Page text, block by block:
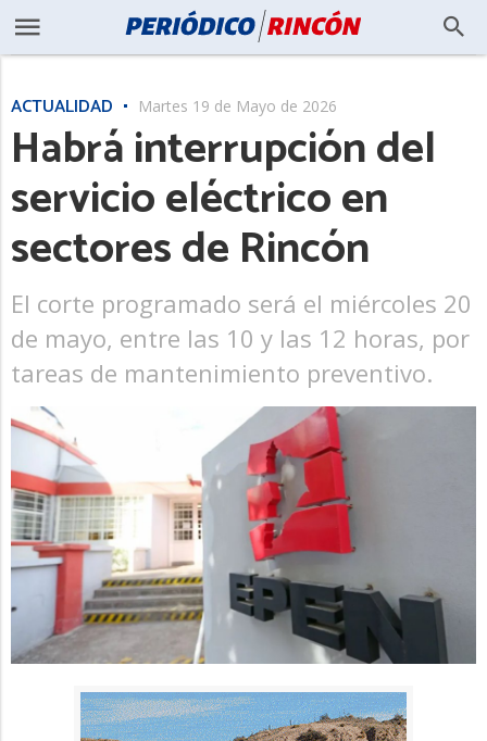
ACTUALIDAD Martes 19 de Mayo de 2026
Habrá interrupción del
servicio eléctrico en
sectores de Rincón
El corte programado será el miércoles 20
de mayo, entre las 10 y las 12 horas, por
tareas de mantenimiento preventivo.